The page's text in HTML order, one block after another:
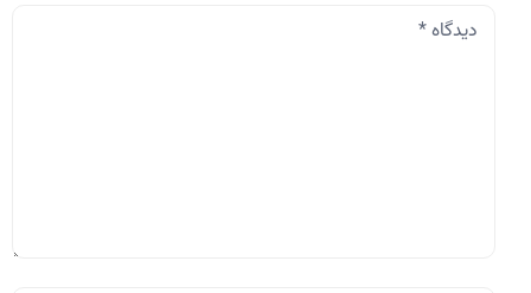
دیدگاه*